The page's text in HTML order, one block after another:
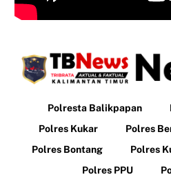
Polresta Balikpapan
Polres Kukar
Polres
Polres Bontang
Polres
Polres PPU